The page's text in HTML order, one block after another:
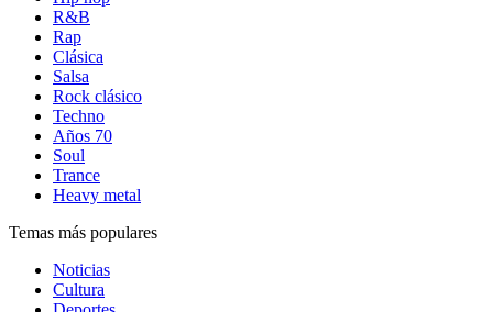
R&B
Rap
Clásica
Salsa
Rock clásico
Techno
Años 70
Soul
Trance
Heavy metal
Temas más populares
Noticias
Cultura